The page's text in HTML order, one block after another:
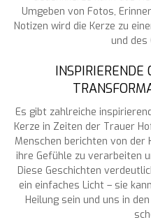
Umgeben von Fotos,
Notizen wird die Kerze zu
und des
INSPIRIERENDE
Es gibt zahlreiche
Kerze in Zeiten der Trauer
Menschen berichten von der
ihre Gefühle zu verarbeiten
Diese Geschichten
ein einfaches Licht – sie
Heilung sein und uns in